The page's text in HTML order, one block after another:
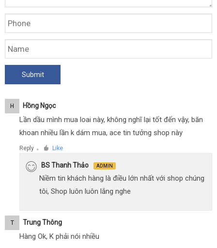
H Hồng Ngọc
Lần dầu mình mua loai này, không nghĩ lại tốt đến vậy, băn
khoan nhiều lần k dám mua, ace tin tưởng shop này
Reply ● Like
BS Thanh Thảo ADMIN
Niềm tin khách hàng là điều lớn nhất với shop chúng
tôi, Shop luôn luôn lắng nghe
T Trung Thông
Hàng Ok, K phải nói nhiều